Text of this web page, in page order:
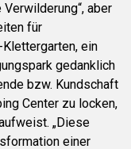
Verwilderung“, aber
für
ein
gedanklich
bzw. Kundschaft
Center zu locken,
„Diese
einer